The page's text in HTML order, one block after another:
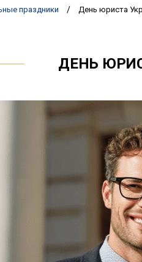
праздники / День юриста
ДЕНЬ